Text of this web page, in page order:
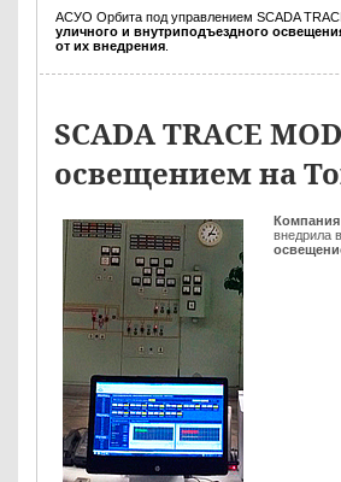
АСУО Орбита под управлением SCADA
уличного и внутриподъездного
от их внедрения
SCADA TRACE
освещением на
внедрила